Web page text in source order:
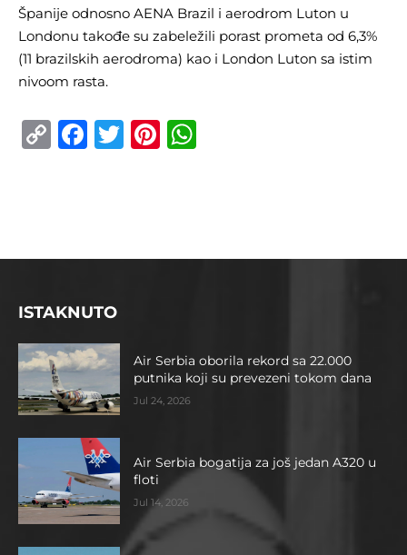
Španije odnosno AENA Brazil i aerodrom Luton u
Londonu takođe su zabeležili porast prometa od 6,3%
(11 brazilskih aerodroma) kao i London Luton sa istim
nivoom rasta.
CopyFacebook
TwitterPinterest
ISTAKNUTO
Air Serbia oborila rekord sa 22.000
putnika koji su prevezeni tokom dana
Jul 24, 2026
Air Serbia bogatija za još jedan A320 u
floti
Jul 14, 2026